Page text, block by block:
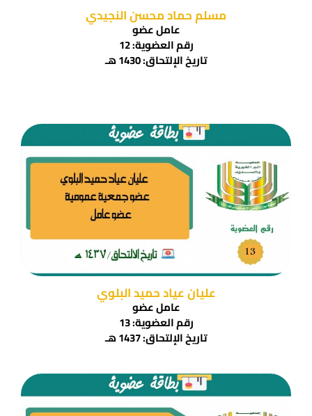
مسلم حماد محسن النجيدي
عامل عضو
رقم العضوية: 12
تاريخ الإلتحاق: 1430 هـ
عليان عياد حميد البلوي
عامل عضو
رقم العضوية: 13
تاريخ الإلتحاق: 1437 هـ